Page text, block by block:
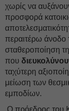
χωρίς να
προσφορά
περαιτέρω άνοδο
σταθεροποίηση
που
ταχύτερη
μείωση των
εμποδίων.
Ο πρόεδρος